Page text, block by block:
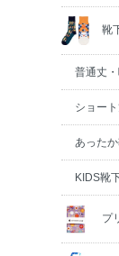
靴
普通丈
ショー
あった
KIDS靴
プ